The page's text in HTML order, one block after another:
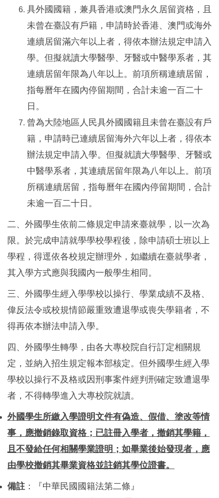
具外國國籍，兼具香港或澳門永久居留資格，且
未曾在臺設有戶籍，申請時於香港、澳門或海外
連續居留滿六年以上者，得依本辦法規定申請入
學。但擬就讀大學醫學、牙醫或中醫學系者，其
連續居留年限為八年以上。前項所稱連續居留，
指每曆年在國內停留期間，合計未逾一百二十
日。
曾為大陸地區人民具外國國籍且未曾在臺設有戶
籍，申請時已連續居留海外六年以上者，得依本
辦法規定申請入學。但擬就讀大學醫學、牙醫或
中醫學系者，其連續居留年限為八年以上。前項
所稱連續居留，指每曆年在國內停留期間，合計
未逾一百二十日。
二、外國學生依前二條規定申請來臺就學，以一次為
限。於完成申請就學學校學程後，除申請碩士班以上
學程，得逕依各校規定辦理外，如繼續在臺就學者，
其入學方式應與我國內一般學生相同。
三、外國學生經入學學校以操行、學業成績不及格、
偉反法令或校規情節嚴重致遭退學或喪失學籍者，不
得再依本辦法申請入學。
四、外國學生轉學，由各大專校院自行訂定相關規
定，並納入招生規定報本部核定。但外國學生經入學
學校以操行不及格或因刑事案件經判刑確定致遭退學
者，不得轉學進入大專校院就讀。
外國學生所繳入學證明文件有偽造、假借、塗改等情
事，應撤銷錄取資格；已註冊入學者，撤銷其學籍，
且不發給任何相關學業證明；如畢業後始發現者，應
由學校撤銷其畢業資格並註銷其學位證書。
備註 ：『中華民國國籍法第二條』